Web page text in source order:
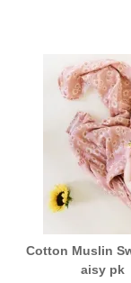
Cotton Muslin
aisy pk